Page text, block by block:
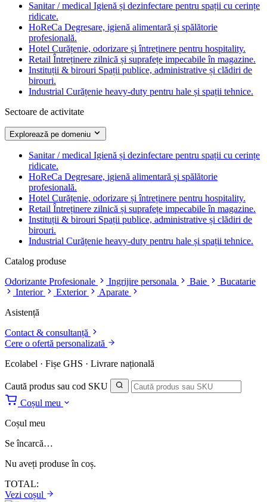
Sanitar / medical Igienă și dezinfectare pentru spații cu cerințe
ridicate.
HoReCa Degresare, igienă alimentară și spălătorie
profesională.
Hotel Curățenie, odorizare și întreținere pentru hospitality.
Retail Întreținere zilnică și suprafețe impecabile în magazine.
Instituții & birouri Spații publice, administrative și clădiri de
birouri.
Industrial Curățenie heavy-duty pentru hale și spații tehnice.
Sectoare de activitate
Explorează pe domeniu
Sanitar / medical Igienă și dezinfectare pentru spații cu cerințe
ridicate.
HoReCa Degresare, igienă alimentară și spălătorie
profesională.
Hotel Curățenie, odorizare și întreținere pentru hospitality.
Retail Întreținere zilnică și suprafețe impecabile în magazine.
Instituții & birouri Spații publice, administrative și clădiri de
birouri.
Industrial Curățenie heavy-duty pentru hale și spații tehnice.
Catalog produse
Odorizante Profesionale
Ingrijire personala Baie
Bucatarie
Interior
Exterior
Aparate
Asistență
Contact & consultanță
Cere o ofertă personalizată
Ecolabel · Fișe GHS · Livrare națională
Caută produs sau cod SKU
Coșul meu
Coșul meu
Se încarcă…
Nu aveți produse în coș.
TOTAL:
Vezi coșul